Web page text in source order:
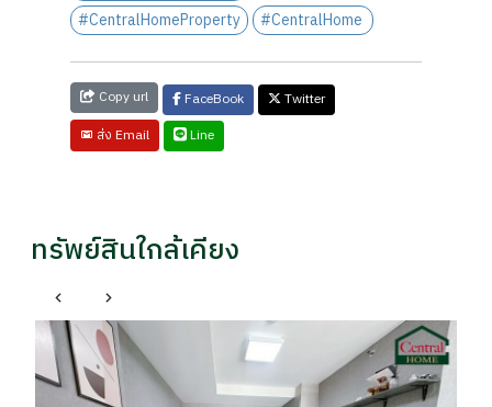
#CentralHomeProperty
#CentralHome
Copy url FaceBook
Twitter
ส่ง Email
Line
ทรัพย์สินใกล้เคียง